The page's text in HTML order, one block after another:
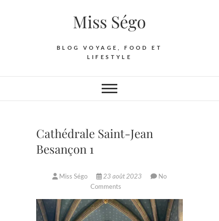
Miss Ségo
BLOG VOYAGE, FOOD ET
LIFESTYLE
Cathédrale Saint-Jean
Besançon 1
Miss Ségo 23 août 2023
No
Comments